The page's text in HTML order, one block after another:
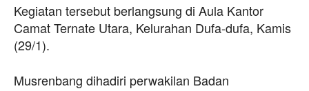
Kegiatan tersebut berlangsung di Aula Kantor
Camat Ternate Utara, Kelurahan Dufa-dufa, Kamis
(29/1).
Musrenbang dihadiri perwakilan Badan